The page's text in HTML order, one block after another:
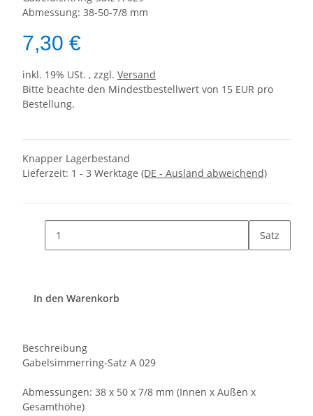
Abmessung: 38-50-7/8 mm
7,30 €
inkl. 19% USt. , zzgl. Versand
Bitte beachte den Mindestbestellwert von 15 EUR pro
Bestellung.
Knapper Lagerbestand
Lieferzeit: 1 - 3 Werktage (DE - Ausland abweichend)
Satz
In den Warenkorb
Beschreibung
Gabelsimmerring-Satz A 029
Abmessungen: 38 x 50 x 7/8 mm (Innen x Außen x
Gesamthöhe)